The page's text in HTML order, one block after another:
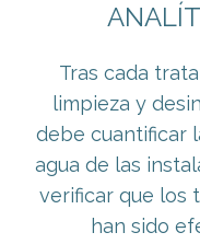
Tras cada
limpieza y
debe cuantificar
agua de las
verificar que los
han sido